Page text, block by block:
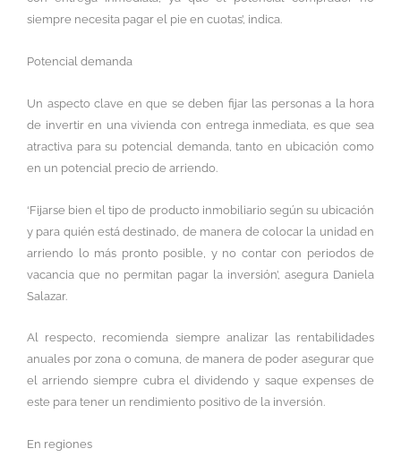
siempre necesita pagar el pie en cuotas’, indica.
Potencial demanda
Un aspecto clave en que se deben fijar las personas a la hora
de invertir en una vivienda con entrega inmediata, es que sea
atractiva para su potencial demanda, tanto en ubicación como
en un potencial precio de arriendo.
‘Fijarse bien el tipo de producto inmobiliario según su ubicación
y para quién está destinado, de manera de colocar la unidad en
arriendo lo más pronto posible, y no contar con periodos de
vacancia que no permitan pagar la inversión’, asegura Daniela
Salazar.
Al respecto, recomienda siempre analizar las rentabilidades
anuales por zona o comuna, de manera de poder asegurar que
el arriendo siempre cubra el dividendo y saque expenses de
este para tener un rendimiento positivo de la inversión.
En regiones